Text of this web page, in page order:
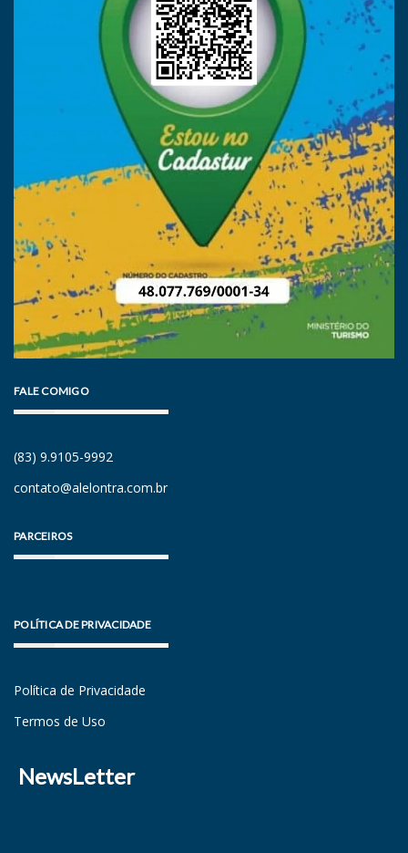
FALE COMIGO
(83) 9.9105-9992
contato@alelontra.com.br
PARCEIROS
POLÍTICA DE PRIVACIDADE
Política de Privacidade
Termos de Uso
NewsLetter